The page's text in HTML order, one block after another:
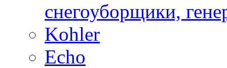
снегоуборщики,
Kohler
Echo